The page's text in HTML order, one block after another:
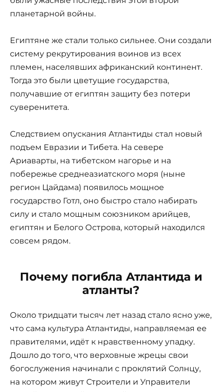
планетарной войны.
Египтяне же стали только сильнее. Они создали
систему рекрутирования воинов из всех
племен, населявших африканский континент.
Тогда это были цветущие государства,
получавшие от египтян защиту без потери
суверенитета.
Следствием опускания Атлантиды стал новый
подъем Евразии и Тибета. На севере
Ариаварты, на тибетском нагорье и на
побережье среднеазиатского моря (ныне
регион Цайдама) появилось мощное
государство Готл, оно быстро стало набирать
силу и стало мощным союзником арийцев,
египтян и Белого Острова, который находился
совсем рядом.
Почему погибла Атлантида и
атланты?
Около тридцати тысяч лет назад стало ясно уже,
что сама культура Атлантиды, направляемая ее
правителями, идёт к нравственному упадку.
Дошло до того, что верховные жрецы свои
богослужения начинали с проклятий Солнцу,
на котором живут Строители и Управители